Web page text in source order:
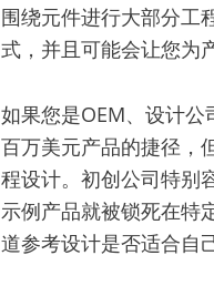
围绕元件进行大部分工
式，并且可能会让您为
如果您是OEM、设计
百万美元产品的捷径，
程设计。初创公司特别
示例产品就被锁死在特
道参考设计是否适合自